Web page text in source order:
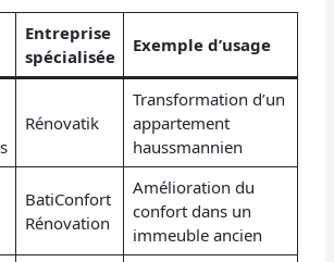
Entreprise
spécialisée
Exemple d’usage
Rénovatik
Transformation d’un
appartement
haussmannien
BatiConfort
Rénovation
Amélioration du
confort dans un
immeuble ancien